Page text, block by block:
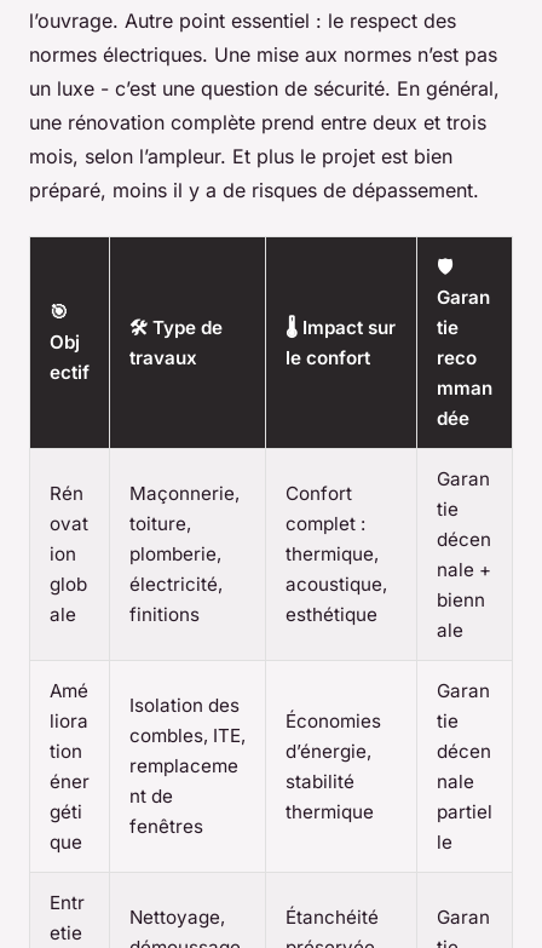
l’ouvrage. Autre point essentiel : le respect des
normes électriques. Une mise aux normes n’est pas
un luxe - c’est une question de sécurité. En général,
une rénovation complète prend entre deux et trois
mois, selon l’ampleur. Et plus le projet est bien
préparé, moins il y a de risques de dépassement.
🎯
Obj
ectif
🛠️ Type de
travaux
🌡️ Impact sur
le confort
🛡️
Garan
tie
reco
mman
dée
Rén
ovat
ion
glob
ale
Maçonnerie,
toiture,
plomberie,
électricité,
finitions
Confort
complet :
thermique,
acoustique,
esthétique
Garan
tie
décen
nale +
bienn
ale
Amé
liora
tion
éner
géti
que
Isolation des
combles, ITE,
remplaceme
nt de
fenêtres
Économies
d’énergie,
stabilité
thermique
Garan
tie
décen
nale
partiel
le
Entr
etie
Nettoyage,
Étanchéité
Garan